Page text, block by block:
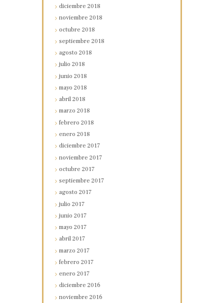
diciembre2018
noviembre2018
octubre2018
septiembre2018
agosto2018
julio2018
junio2018
mayo2018
abril2018
marzo2018
febrero2018
enero2018
diciembre2017
noviembre2017
octubre2017
septiembre2017
agosto2017
julio2017
junio2017
mayo2017
abril2017
marzo2017
febrero2017
enero2017
diciembre2016
noviembre2016